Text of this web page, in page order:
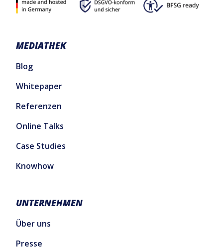
MEDIATHEK
Blog
Whitepaper
Referenzen
Online Talks
Case Studies
Knowhow
UNTERNEHMEN
Über uns
Presse